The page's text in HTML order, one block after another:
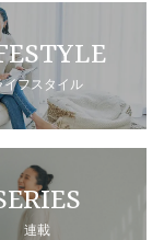
イフスタイル
連載